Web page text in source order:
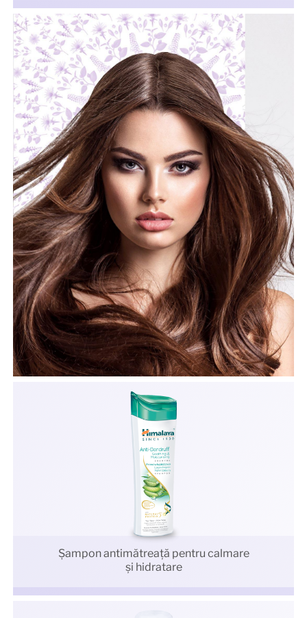
Şampon antimătreaţă pentru calmare
și hidratare